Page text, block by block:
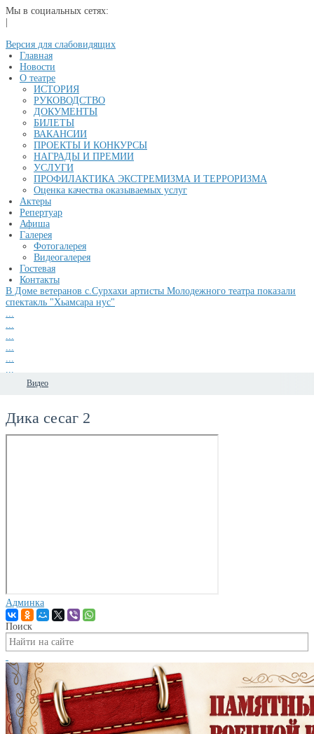
Мы в социальных сетях:
Версия для слабовидящих
Главная
Новости
О театре
ИСТОРИЯ
РУКОВОДСТВО
ДОКУМЕНТЫ
БИЛЕТЫ
ВАКАНСИИ
ПРОЕКТЫ И КОНКУРСЫ
НАГРАДЫ И ПРЕМИИ
УСЛУГИ
ПРОФИЛАКТИКА ЭКСТРЕМИЗМА И ТЕРРОРИЗМА
Оценка качества оказываемых услуг
Актеры
Репертуар
Афиша
Галерея
Фотогалерея
Видеогалерея
Гостевая
Контакты
В Доме ветеранов с.Сурхахи артисты Молодежного театра показали
спектакль "Хьамсара нус"
...
...
...
...
...
...
Видео
Дика сесаг 2
Админка
Поиск